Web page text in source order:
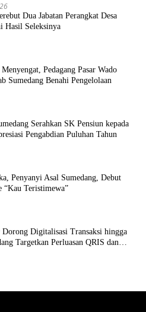
Dua Jabatan Perangkat Desa
Hasil Seleksinya
Pedagang Pasar Wado
Sumedang Benahi Pengelolaan
Serahkan SK Pensiun kepada
Pengabdian Puluhan Tahun
Penyanyi Asal Sumedang, Debut
“Kau Teristimewa”
Dorong Digitalisasi Transaksi hingga
Targetkan Perluasan QRIS dan